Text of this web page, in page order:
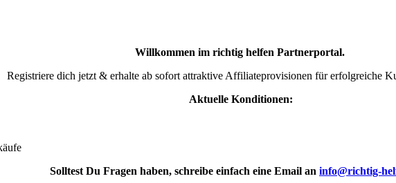
Willkommen im richtig helfen Partnerportal.
Registriere dich jetzt & erhalte ab sofort attraktive Affiliateprovisionen für erfolgreiche
Aktuelle Konditionen:
Solltest Du Fragen haben, schreibe einfach eine Email an info@richtig-